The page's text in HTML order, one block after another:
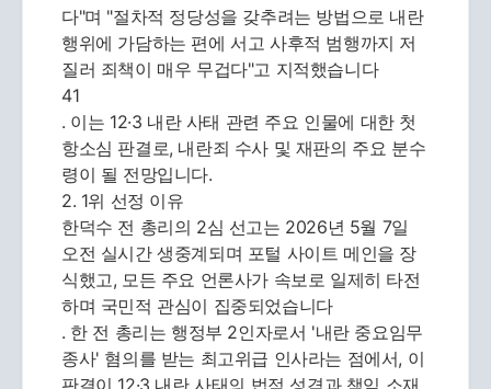
다"며 "절차적 정당성을 갖추려는 방법으로 내란
행위에 가담하는 편에 서고 사후적 범행까지 저
질러 죄책이 매우 무겁다"고 지적했습니다
41
. 이는 12·3 내란 사태 관련 주요 인물에 대한 첫
항소심 판결로, 내란죄 수사 및 재판의 주요 분수
령이 될 전망입니다.
2. 1위 선정 이유
한덕수 전 총리의 2심 선고는 2026년 5월 7일
오전 실시간 생중계되며 포털 사이트 메인을 장
식했고, 모든 주요 언론사가 속보로 일제히 타전
하며 국민적 관심이 집중되었습니다
. 한 전 총리는 행정부 2인자로서 '내란 중요임무
종사' 혐의를 받는 최고위급 인사라는 점에서, 이
판결이 12·3 내란 사태의 법적 성격과 책임 소재